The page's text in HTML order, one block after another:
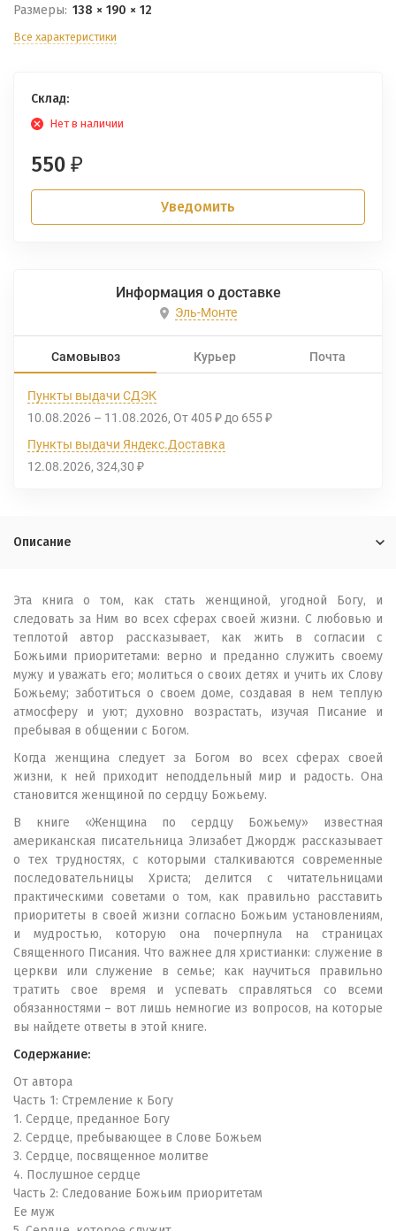
Размеры: 138 × 190 × 12
Все характеристики
Склад:
Нет в наличии
550 ₽
Уведомить
Информация о доставке
Эль-Монте
Самовывоз Курьер Почта
Пункты выдачи СДЭК
10.08.2026 – 11.08.2026 От 405 ₽ до 655 ₽
Пункты выдачи Яндекс.Доставка
12.08.2026 324,30 ₽
Описание
Эта книга о том, как стать женщиной, угодной Богу, и
следовать за Ним во всех сферах своей жизни. С любовью и
теплотой автор рассказывает, как жить в согласии с
Божьими приоритетами: верно и преданно служить своему
мужу и уважать его; молиться о своих детях и учить их Слову
Божьему; заботиться о своем доме, создавая в нем теплую
атмосферу и уют; духовно возрастать, изучая Писание и
пребывая в общении с Богом.
Когда женщина следует за Богом во всех сферах своей
жизни, к ней приходит неподдельный мир и радость. Она
становится женщиной по сердцу Божьему.
В книге «Женщина по сердцу Божьему» известная
американская писательница Элизабет Джордж рассказывает
о тех трудностях, с которыми сталкиваются современные
последовательницы Христа; делится с читательницами
практическими советами о том, как правильно расставить
приоритеты в своей жизни согласно Божьим установлениям,
и мудростью, которую она почерпнула на страницах
Священного Писания. Что важнее для христианки: служение в
церкви или служение в семье; как научиться правильно
тратить свое время и успевать справляться со всеми
обязанностями – вот лишь немногие из вопросов, на которые
вы найдете ответы в этой книге.
Содержание:
От автора
Часть 1: Стремление к Богу
1. Сердце, преданное Богу
2. Сердце, пребывающее в Слове Божьем
3. Сердце, посвященное молитве
4. Послушное сердце
Часть 2: Следование Божьим приоритетам
Ее муж